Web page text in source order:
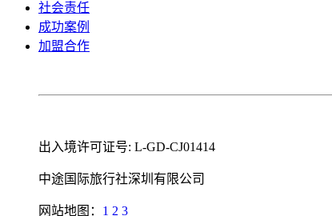
社会责任
成功案例
加盟合作
出入境许可证号: L-GD-CJ01414
中途国际旅行社深圳有限公司
网站地图： 1 2 3